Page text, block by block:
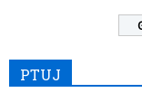
PTUJ